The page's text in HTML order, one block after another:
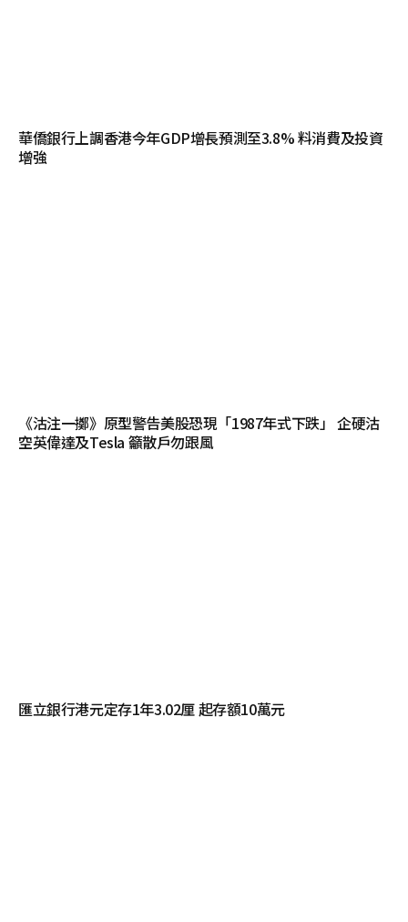
華僑銀行上調香港今年GDP增長預測至3.8% 料消費及投資
增強
《沽注一擲》原型警告美股恐現「1987年式下跌」 企硬沽
空英偉達及Tesla 籲散戶勿跟風
匯立銀行港元定存1年3.02厘 起存額10萬元